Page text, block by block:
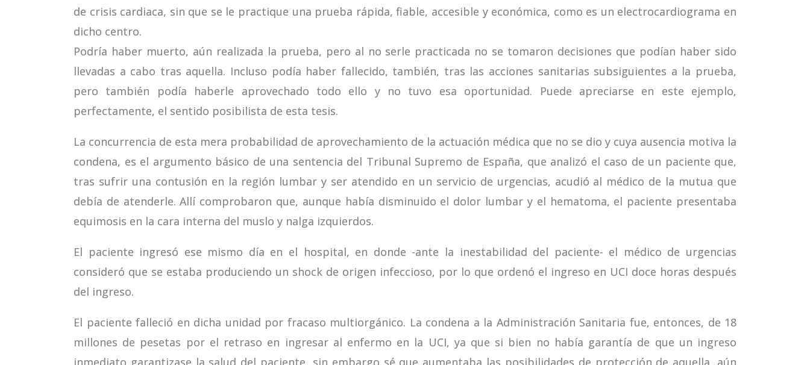
de crisis cardiaca, sin que se le practique una prueba rápida, fiable, accesible y económica, como es un electrocardiograma en
dicho centro.
Podría haber muerto, aún realizada la prueba, pero al no serle practicada no se tomaron decisiones que podían haber sido
llevadas a cabo tras aquella. Incluso podía haber fallecido, también, tras las acciones sanitarias subsiguientes a la prueba,
pero también podía haberle aprovechado todo ello y no tuvo esa oportunidad. Puede apreciarse en este ejemplo,
perfectamente, el sentido posibilista de esta tesis.
La concurrencia de esta mera probabilidad de aprovechamiento de la actuación médica que no se dio y cuya ausencia motiva la
condena, es el argumento básico de una sentencia del Tribunal Supremo de España, que analizó el caso de un paciente que,
tras sufrir una contusión en la región lumbar y ser atendido en un servicio de urgencias, acudió al médico de la mutua que
debía de atenderle. Allí comprobaron que, aunque había disminuido el dolor lumbar y el hematoma, el paciente presentaba
equimosis en la cara interna del muslo y nalga izquierdos.
El paciente ingresó ese mismo día en el hospital, en donde -ante la inestabilidad del paciente- el médico de urgencias
consideró que se estaba produciendo un shock de origen infeccioso, por lo que ordenó el ingreso en UCI doce horas después
del ingreso.
El paciente falleció en dicha unidad por fracaso multiorgánico. La condena a la Administración Sanitaria fue, entonces, de 18
millones de pesetas por el retraso en ingresar al enfermo en la UCI, ya que si bien no había garantía de que un ingreso
inmediato garantizase la salud del paciente, sin embargo sé que aumentaba las posibilidades de protección de aquella, aún